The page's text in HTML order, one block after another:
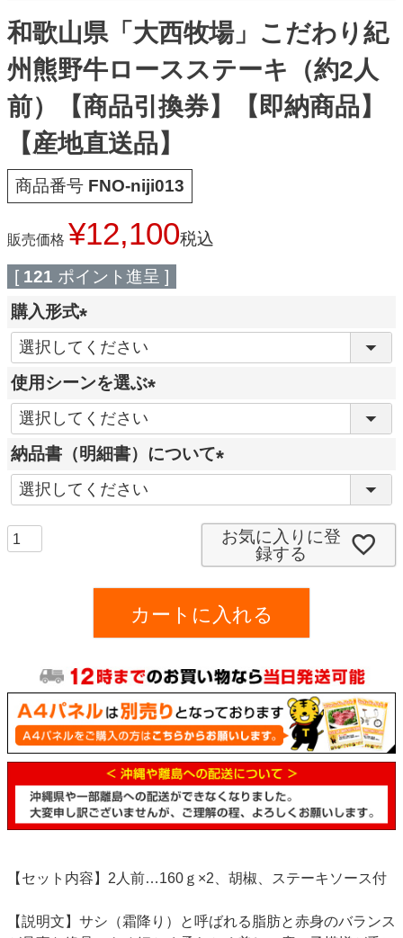
和歌山県「大西牧場」こだわり紀
州熊野牛ロースステーキ（約2人
前）【商品引換券】【即納商品】
【産地直送品】
商品番号 FNO-niji013
販売価格 ¥12,100税込
[ 121 ポイント進呈 ]
購入形式
(
必
須
)
使用シーンを選ぶ
必
須
納品書（明細書）について
必
須
)
お気に入りに登
録する
カートに入れる
【セット内容】2人前…160ｇ×2、胡椒、ステーキソース付
【説明文】サシ（霜降り）と呼ばれる脂肪と赤身のバランス